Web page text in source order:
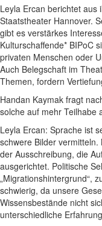
Leyla Ercan berichtet aus
Staatstheater Hannover.
gibt es verstärkes
Kulturschaffende* BIPoC
privaten Menschen oder
Auch Belegschaft im
Themen, fordern
Handan Kaymak fragt
solche auf mehr Teilhabe
Leyla Ercan: Sprache ist
schwere Bilder
der Ausschreibung, die
ausgerichtet. Politische
„Migrationshintergrund“,
schwierig, da unsere
Wissensbestände nicht
unterschiedliche